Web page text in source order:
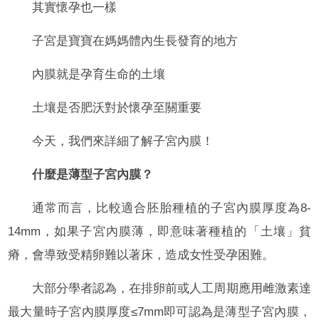
其實懷孕也一樣
子宮是寶寶在媽媽體內生長發育的地方
內膜就是孕育生命的土壤
土壤是否肥沃對於懷孕至關重要
今天，我們來詳細了解子宮內膜！
什麼是薄型子宮內膜？
通常而言，比較適合胚胎種植的子宮內膜厚度為8-
14mm，如果子宮內膜薄，即意味著種植的「土壤」貧
瘠，會導致受精卵難以著床，造成女性受孕困難。
大部分學者認為，在排卵前或人工周期應用雌激素達
最大量時子宮內膜厚度≤7mm即可認為是薄型子宮內膜，